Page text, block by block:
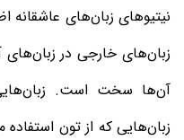
نیتیوهای زبان‌های عاشقانه
زبان‌های خارجی در
آن‌ها سخت است.
زبان‌هایی که از تون